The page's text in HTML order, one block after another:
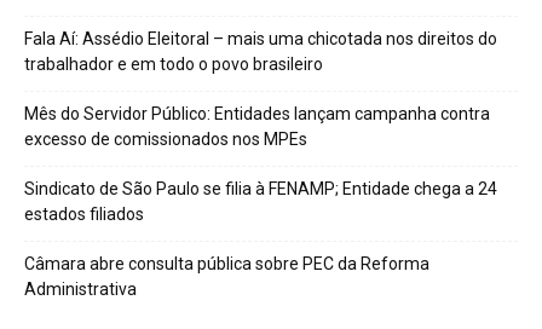
Fala Aí: Assédio Eleitoral – mais uma chicotada nos direitos do
trabalhador e em todo o povo brasileiro
Mês do Servidor Público: Entidades lançam campanha contra
excesso de comissionados nos MPEs
Sindicato de São Paulo se filia à FENAMP; Entidade chega a 24
estados filiados
Câmara abre consulta pública sobre PEC da Reforma
Administrativa